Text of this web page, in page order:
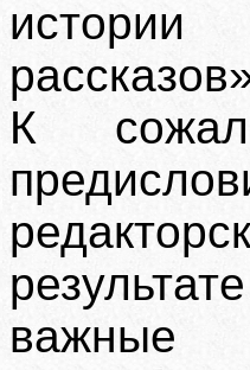
истории
К
важные